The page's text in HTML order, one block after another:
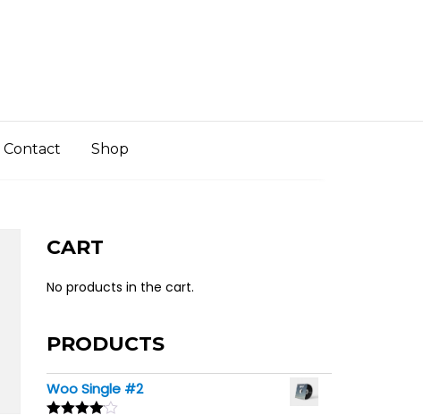
Contact Shop
CART
No products in the cart.
PRODUCTS
Woo Single #2